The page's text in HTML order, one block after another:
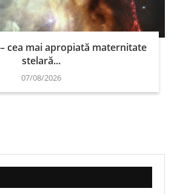
cea mai apropiată maternitate
stelară...
07/08/2026